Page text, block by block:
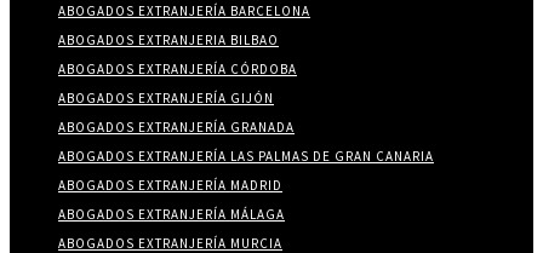
ABOGADOS EXTRANJERÍA BARCELONA
ABOGADOS EXTRANJERIA BILBAO
ABOGADOS EXTRANJERÍA CÓRDOBA
ABOGADOS EXTRANJERÍA GIJÓN
ABOGADOS EXTRANJERÍA GRANADA
ABOGADOS EXTRANJERÍA LAS PALMAS DE GRAN CANARIA
ABOGADOS EXTRANJERÍA MADRID
ABOGADOS EXTRANJERÍA MÁLAGA
ABOGADOS EXTRANJERÍA MURCIA